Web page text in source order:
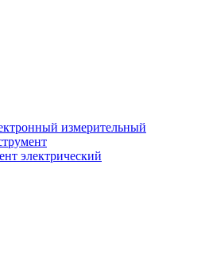
измерительный
электрический